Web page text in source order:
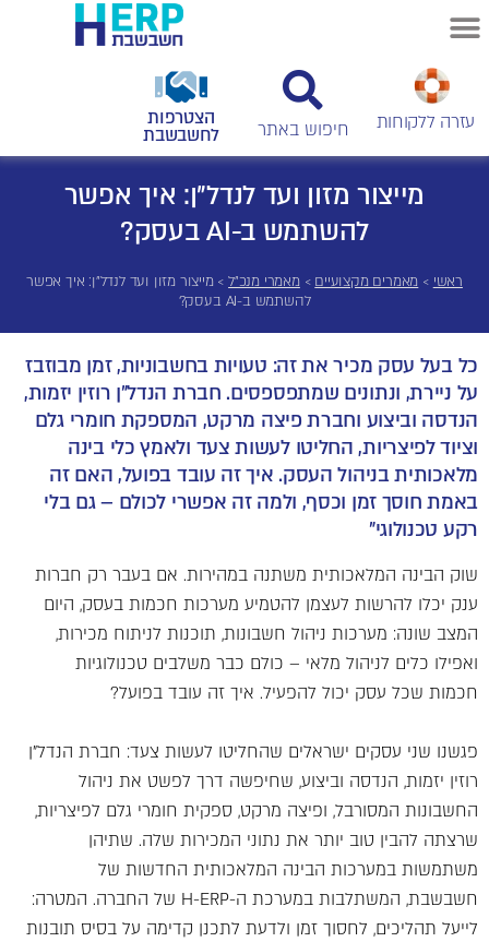
עזרה ללקוחות הצטרפות
לחשבשבת
מייצור מזון ועד לנדל"ן: איך אפשר
להשתמש ב-AI בעסק?
ראשי > מאמרים מקצועיים >מאמרי מנכ"ל>מייצור מזון ועד לנדל"ן: איך אפשר
להשתמש ב-AI בעסק?
כל בעל עסק מכיר את זה: טעויות בחשבוניות, זמן מבוזבז
על ניירת, ונתונים שמתפספסים. חברת הנדל"ן רוזין יזמות,
הנדסה וביצוע וחברת פיצה מרקט, המספקת חומרי גלם
וציוד לפיצריות, החליטו לעשות צעד ולאמץ כלי בינה
מלאכותית בניהול העסק. איך זה עובד בפועל, האם זה
באמת חוסך זמן וכסף, ולמה זה אפשרי לכולם – גם בלי
רקע טכנולוגי"
שוק הבינה המלאכותית משתנה במהירות. אם בעבר רק חברות
ענק יכלו להרשות לעצמן להטמיע מערכות חכמות בעסק, היום
המצב שונה: מערכות ניהול חשבונות, תוכנות לניתוח מכירות,
ואפילו כלים לניהול מלאי – כולם כבר משלבים טכנולוגיות
חכמות שכל עסק יכול להפעיל. איך זה עובד בפועל?
פגשנו שני עסקים ישראלים שהחליטו לעשות צעד: חברת הנדל"ן
רוזין יזמות, הנדסה וביצוע, שחיפשה דרך לפשט את ניהול
החשבונות המסורבל, ופיצה מרקט, ספקית חומרי גלם לפיצריות,
שרצתה להבין טוב יותר את נתוני המכירות שלה. שתיהן
משתמשות במערכות הבינה המלאכותית החדשות של
חשבשבת, המשתלבות במערכת ה-H-ERP של החברה. המטרה:
לייעל תהליכים, לחסוך זמן ולדעת לתכנן קדימה על בסיס תובנות